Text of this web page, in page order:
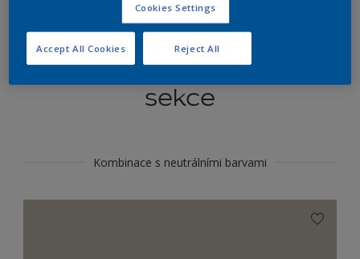
Koordinovat barevné
sekce
Kombinace s neutrálními barvami
Cookies Settings
Reject All
Accept All Cookies